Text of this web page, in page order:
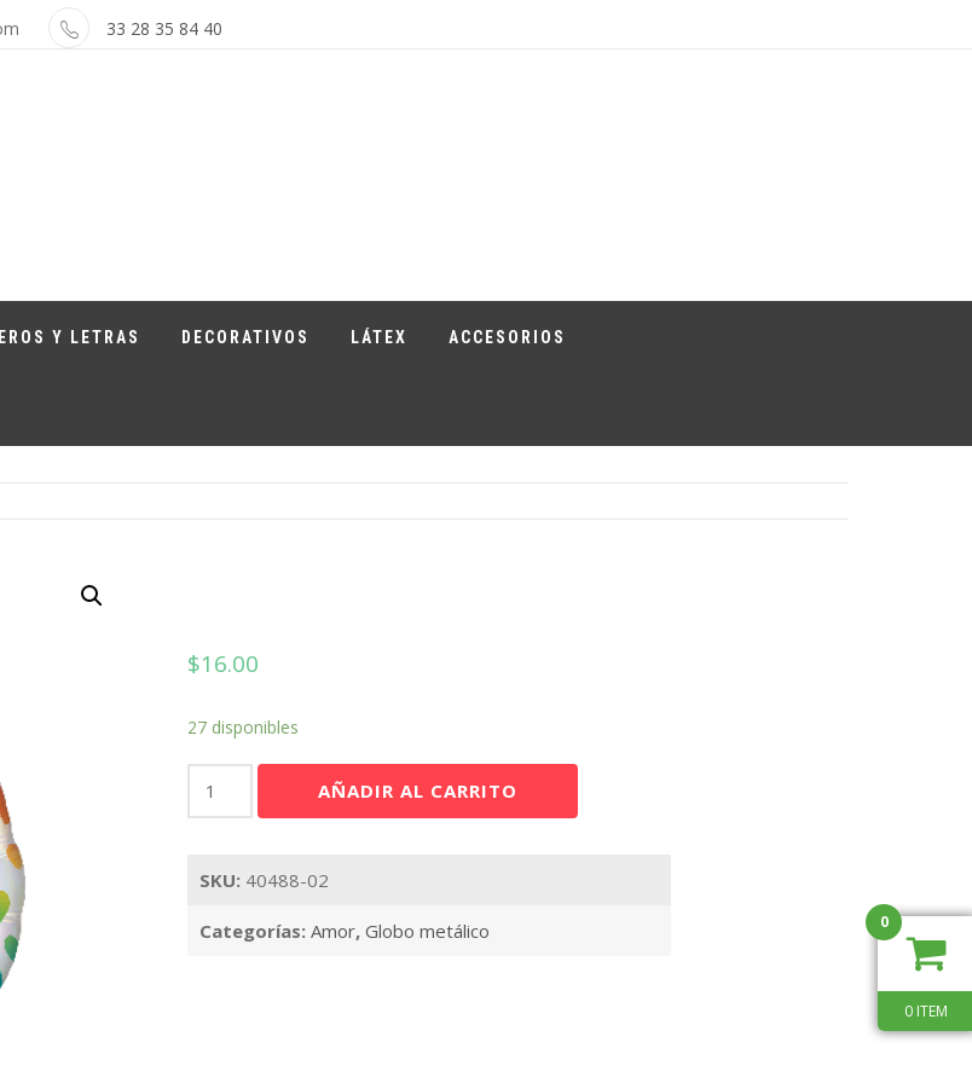
33 28 35 84 40
Y LETRAS DECORATIVOS LÁTEX ACCESORIOS
$16.00
27 disponibles
Hearts
AÑADIR AL CARRITO
SKU: 40488-02
Categorías: Amor, Globo metálico 0
0 ITEM